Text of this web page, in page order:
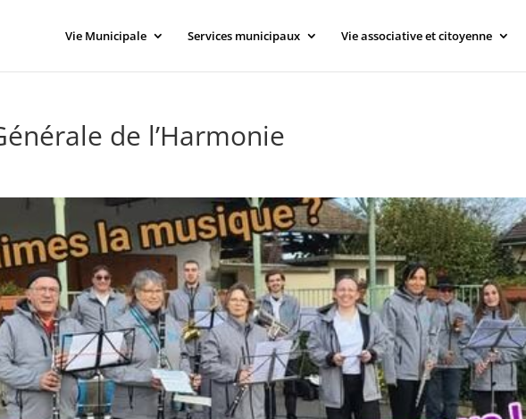
Vie Municipale Services municipaux Vie associative et citoyenne
de l’Harmonie